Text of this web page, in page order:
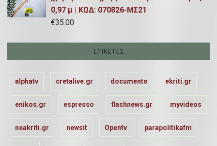
0,97 μ | ΚΩΔ: 070826-ΜΣ21
€35.00
ΕΤΙΚΈΤΕΣ
alphatv cretalive.gr documento ekriti.gr
enikos.gr espresso flashnews.gr myvideos
neakriti.gr newsit Opentv parapolitikafm